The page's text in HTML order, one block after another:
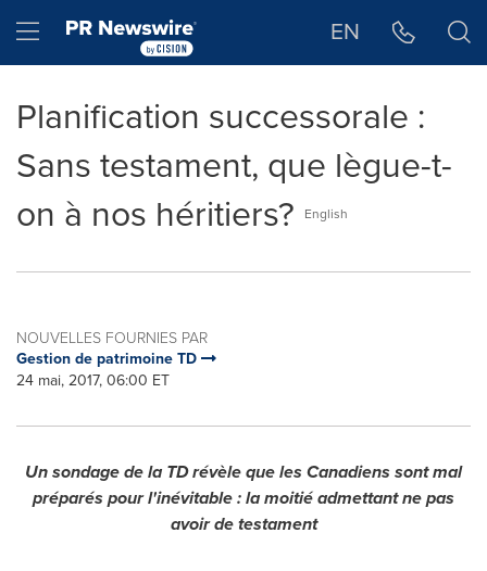
Hamburger menu EN
Planification successorale :
Sans testament, que lègue-t-
on à nos héritiers?
English
NOUVELLES FOURNIES PAR
Gestion de patrimoine TD
24 mai, 2017, 06:00 ET
Un sondage de la TD révèle que les Canadiens sont mal
préparés pour l'inévitable : la moitié admettant ne pas
avoir de testament